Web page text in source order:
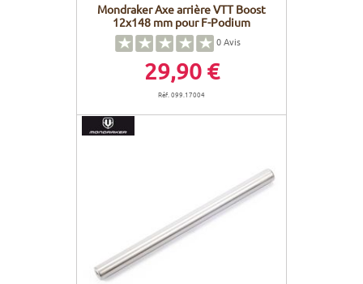
Mondraker Axe arrière VTT Boost
12x148 mm pour F-Podium
0Avis
29,90 €
Réf. 099.17004